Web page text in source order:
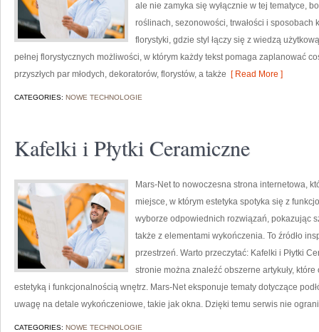
ale nie zamyka się wyłącznie w tej tematyce,
roślinach, sezonowości, trwałości i sposobach
florystyki, gdzie styl łączy się z wiedzą
pełnej florystycznych możliwości, w którym każdy tekst pomaga zaplanować
przyszłych par młodych, dekoratorów, florystów, a także [ Read More ]
CATEGORIES: NOWE TECHNOLOGIE
Kafelki i Płytki Ceramiczne
Mars-Net to nowoczesna strona internetowa,
miejsce, w którym estetyka spotyka się z
wyborze odpowiednich rozwiązań, pokazując
także z elementami wykończenia. To źródło
przestrzeń. Warto przeczytać: Kafelki i Płytki
stronie można znaleźć obszerne artykuły,
estetyką i funkcjonalnością wnętrz. Mars-Net eksponuje tematy dotyczące
uwagę na detale wykończeniowe, takie jak okna. Dzięki temu serwis nie
CATEGORIES: NOWE TECHNOLOGIE